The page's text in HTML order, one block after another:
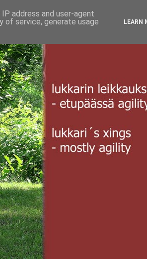
address and user-agent
of service, generate usage
LEARN